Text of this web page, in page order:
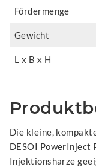
Fördermenge
Gewicht
L x B x H
Die kleine,
DESOI PowerInject
Injektionsharze